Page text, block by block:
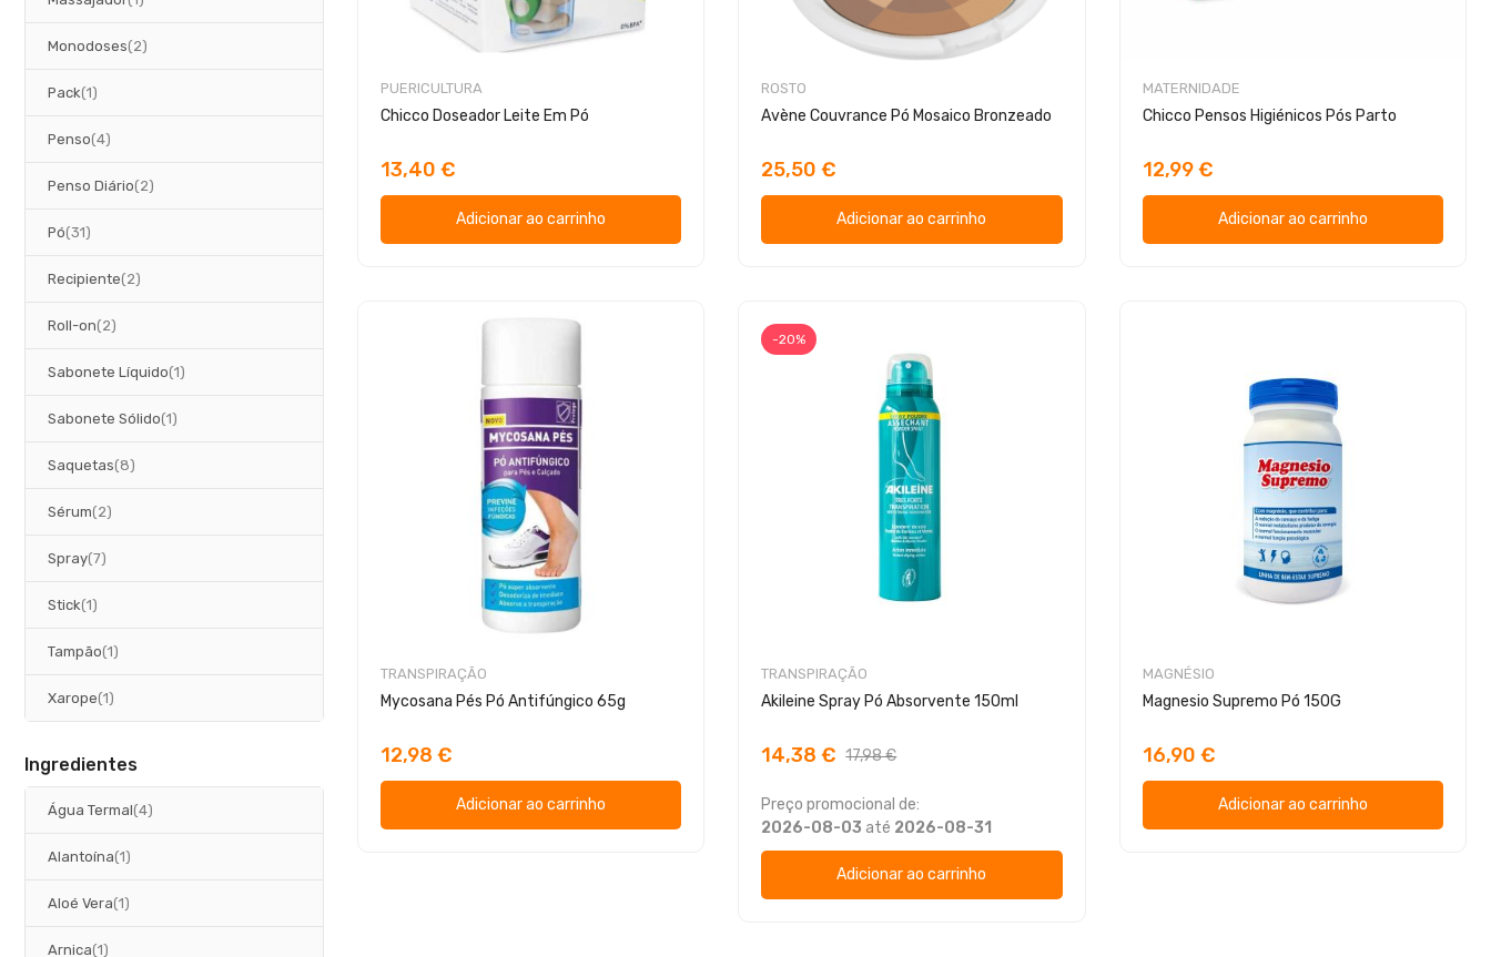
PUERICULTURA
Chicco Doseador Leite Em Pó
13,40 €
Adicionar ao carrinho
ROSTO
Avène Couvrance Pó Mosaico Bronzeado
25,50 €
Adicionar ao carrinho
MATERNIDADE
Chicco Pensos Higiénicos Pós Parto
12,99 €
Adicionar ao carrinho
TRANSPIRAÇÃO
Mycosana Pés Pó Antifúngico 65g
12,98 €
Adicionar ao carrinho
-20%
TRANSPIRAÇÃO
Akileine Spray Pó Absorvente 150ml
14,38 € 17,98 €
Preço promocional de:
2026-08-03 até 2026-08-31
Adicionar ao carrinho
MAGNÉSIO
Magnesio Supremo Pó 150G
16,90 €
Adicionar ao carrinho
Monodoses 2
artigos
Pack 1
artigo
Penso 4
artigos
Penso Diário 2
artigos
Pó 31
artigos
Recipiente 2
artigos
Roll-on 2
artigos
Sabonete Líquido 1
artigo
Sabonete Sólido 1
artigo
Saquetas 8
artigos
Sérum 2
artigos
Spray 7
artigos
Stick 1
artigo
Tampão 1
artigo
Xarope 1
artigo
Ingredientes
Água Termal 4
artigos
Alantoína 1
artigo
Aloé Vera 1
artigo
Arnica 1
artigo